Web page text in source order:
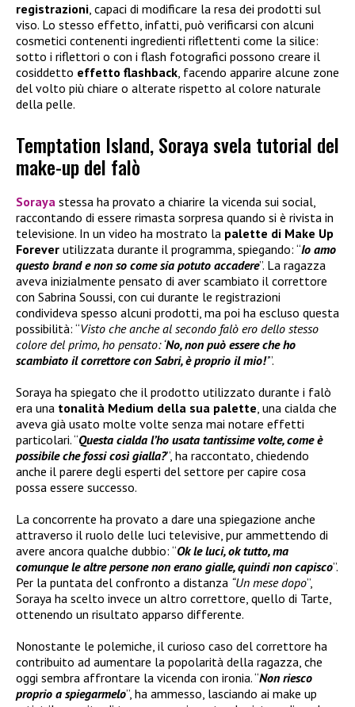
registrazioni, capaci di modificare la resa dei prodotti sul
viso. Lo stesso effetto, infatti, può verificarsi con alcuni
cosmetici contenenti ingredienti riflettenti come la silice:
sotto i riflettori o con i flash fotografici possono creare il
cosiddetto effetto flashback, facendo apparire alcune zone
del volto più chiare o alterate rispetto al colore naturale
della pelle.
Temptation Island, Soraya svela tutorial del
make-up del falò
Soraya stessa ha provato a chiarire la vicenda sui social,
raccontando di essere rimasta sorpresa quando si è rivista in
televisione. In un video ha mostrato la palette di Make Up
Forever utilizzata durante il programma, spiegando: “Io amo
questo brand e non so come sia potuto accadere”. La ragazza
aveva inizialmente pensato di aver scambiato il correttore
con Sabrina Soussi, con cui durante le registrazioni
condivideva spesso alcuni prodotti, ma poi ha escluso questa
possibilità: “Visto che anche al secondo falò ero dello stesso
colore del primo, ho pensato: ‘No, non può essere che ho
scambiato il correttore con Sabri, è proprio il mio!’”.
Soraya ha spiegato che il prodotto utilizzato durante i falò
era una tonalità Medium della sua palette , una cialda che
aveva già usato molte volte senza mai notare effetti
particolari. “Questa cialda l’ho usata tantissime volte, come è
possibile che fossi così gialla?”, ha raccontato, chiedendo
anche il parere degli esperti del settore per capire cosa
possa essere successo.
La concorrente ha provato a dare una spiegazione anche
attraverso il ruolo delle luci televisive, pur ammettendo di
avere ancora qualche dubbio: “Ok le luci, ok tutto, ma
comunque le altre persone non erano gialle, quindi non capisco”.
Per la puntata del confronto a distanza “Un mese dopo”,
Soraya ha scelto invece un altro correttore, quello di Tarte,
ottenendo un risultato apparso differente.
Nonostante le polemiche, il curioso caso del correttore ha
contribuito ad aumentare la popolarità della ragazza, che
oggi sembra affrontare la vicenda con ironia. “Non riesco
proprio a spiegarmelo”, ha ammesso, lasciando ai make up